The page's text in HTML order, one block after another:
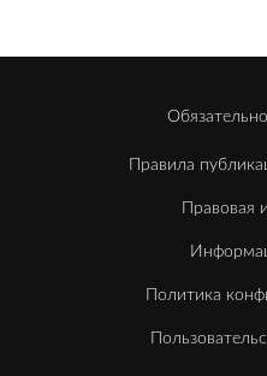
Правила
Правовая
Политика